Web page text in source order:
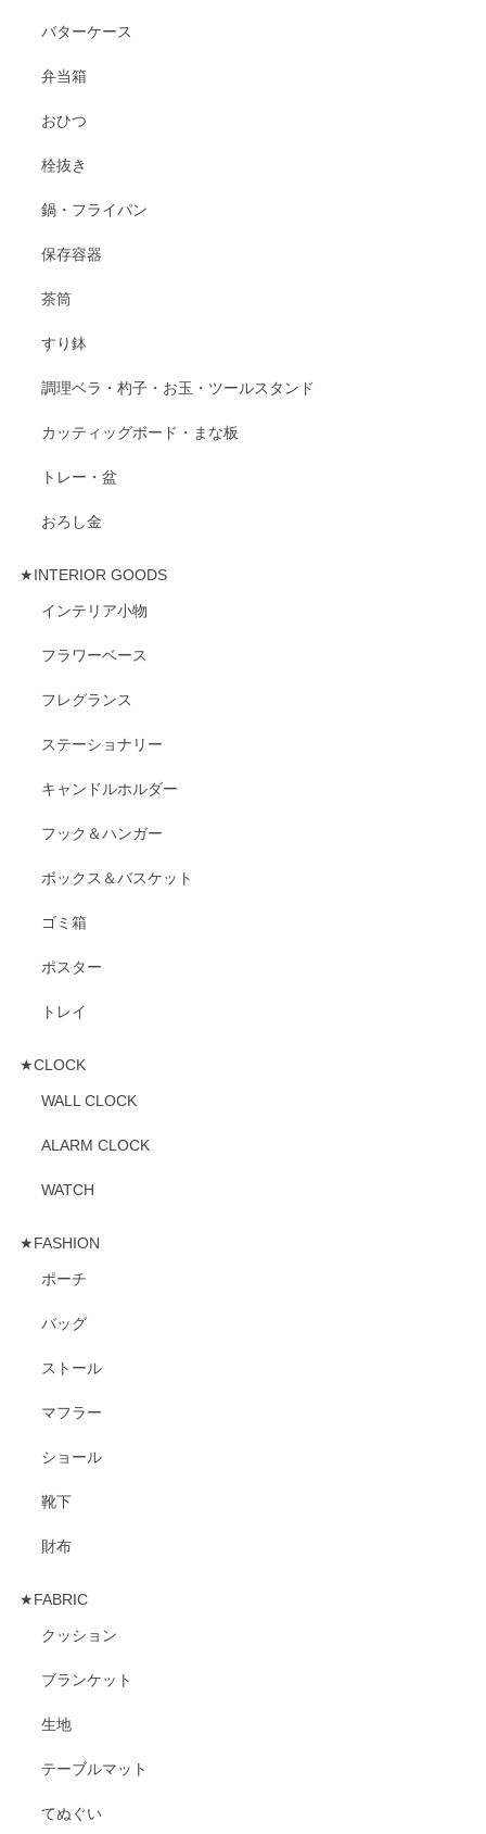
バターケース
弁当箱
おひつ
栓抜き
鍋・フライパン
保存容器
茶筒
すり鉢
調理ベラ・杓子・お玉・ツールスタンド
カッティッグボード・まな板
トレー・盆
おろし金
★INTERIOR GOODS
インテリア小物
フラワーベース
フレグランス
ステーショナリー
キャンドルホルダー
フック＆ハンガー
ボックス＆バスケット
ゴミ箱
ポスター
トレイ
★CLOCK
WALL CLOCK
ALARM CLOCK
WATCH
★FASHION
ポーチ
バッグ
ストール
マフラー
ショール
靴下
財布
★FABRIC
クッション
ブランケット
生地
テーブルマット
てぬぐい